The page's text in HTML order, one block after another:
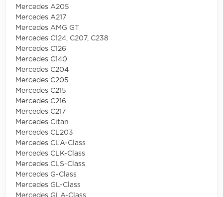
Mercedes A205
Mercedes A217
Mercedes AMG GT
Mercedes C124, C207, C238
Mercedes C126
Mercedes C140
Mercedes C204
Mercedes C205
Mercedes C215
Mercedes C216
Mercedes C217
Mercedes Citan
Mercedes CL203
Mercedes CLA-Class
Mercedes CLK-Class
Mercedes CLS-Class
Mercedes G-Class
Mercedes GL-Class
Mercedes GLA-Class